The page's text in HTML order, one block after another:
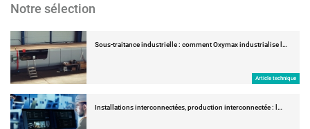
Notre sélection
Sous-traitance industrielle : comment Oxymax industrialise l…
Article technique
Installations interconnectées, production interconnectée : l…